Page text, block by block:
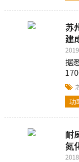
苏
建
据
产
射
新
功
耐
氮